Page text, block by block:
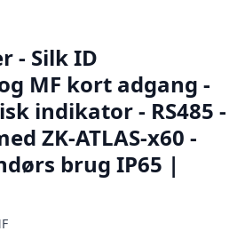
- Silk ID
MF kort adgang -
indikator - RS485 -
ZK-ATLAS-x60 -
brug IP65 |